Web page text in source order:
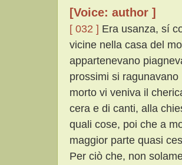
[Voice: author ]
[ 032 ] Era usanza, sí
vicine nella casa del
appartenevano
prossimi si
morto vi veniva il
cera e di canti, alla
quali cose, poi che a
maggior parte quasi
Per ciò che, non